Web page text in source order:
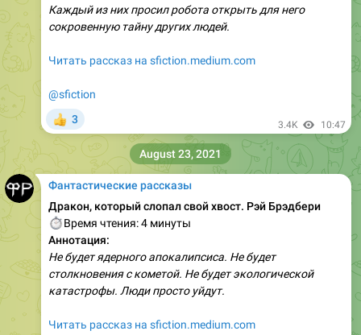
Каждый из них просил робота открыть для него
сокровенную тайну других людей.
Читать рассказ на sfiction.medium.com
@sfiction
3 3.4K 10:47
Фантастические рассказы
Дракон, который слопал свой хвост. Рэй Брэдбери
Время чтения: 4 минуты
Аннотация:
Не будет ядерного апокалипсиса. Не будет
столкновения с кометой. Не будет экологической
катастрофы. Люди просто уйдут.
Читать рассказ на sfiction.medium.com
August 23, 2021